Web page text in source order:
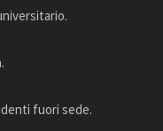
fuori sede.